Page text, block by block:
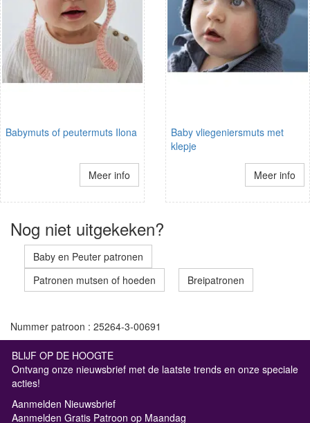
Babymuts of peutermuts Ilona
Meer info
Baby vliegeniersmuts met
klepje
Meer info
Nog niet uitgekeken?
Baby en Peuter patronen
Patronen mutsen of hoeden
Breipatronen
Nummer patroon : 25264-3-00691
BLIJF OP DE HOOGTE
Ontvang onze nieuwsbrief met de laatste trends en onze speciale
acties!
Aanmelden Nieuwsbrief
Aanmelden Gratis Patroon op Maandag